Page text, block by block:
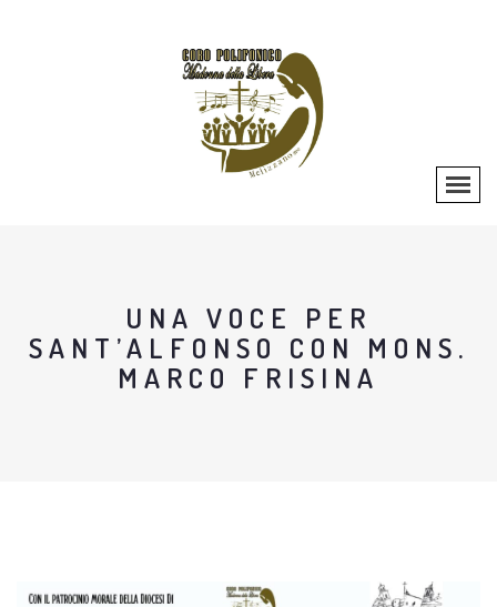
UNA VOCE PER
SANT’ALFONSO CON MONS.
MARCO FRISINA